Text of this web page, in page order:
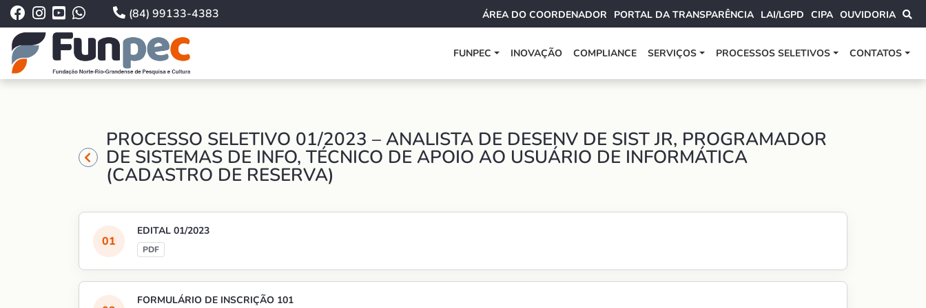
(84) 99133-4383 ÁREA DO COORDENADOR PORTAL DA TRANSPARÊNCIA LAI/LGPD CIPA OUVIDORIA
FUNPEC INOVAÇÃO COMPLIANCE SERVIÇOS PROCESSOS SELETIVOS CONTATOS
PROCESSO SELETIVO 01/2023 – ANALISTA DE DESENV DE SIST JR, PROGRAMADOR
DE SISTEMAS DE INFO, TÉCNICO DE APOIO AO USUÁRIO DE INFORMÁTICA
(CADASTRO DE RESERVA)
EDITAL 01/2023
FORMULÁRIO DE INSCRIÇÃO 101